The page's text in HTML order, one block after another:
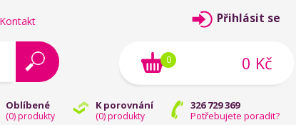
Kontakt
Oblíbené
(0) produkty
K porovnání
(0) produkty
326 729 369
Potřebujete poradit?
Přihlásit se
0 Kč
0